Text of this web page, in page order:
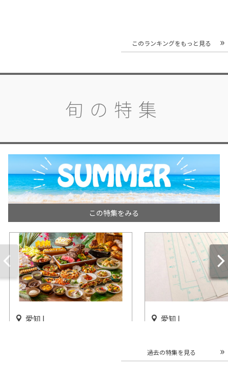
このランキングをもっと見る
旬の特集
この特集をみる
愛知 | 愛知 |
松坂屋美術館で開催
開催中
過去の特集を見る